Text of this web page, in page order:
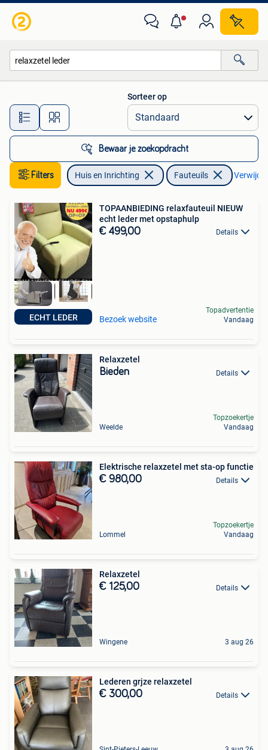
Alle afstanden…
Sorteer op
Bewaar je zoekopdracht
Filters Huis en Inrichting Fauteuils
ECHT LEDER
TOPAANBIEDING relaxfauteuil NIEUW
echt leder met opstaphulp
€ 499,00 Details
Bezoek website
Topadvertentie
Vandaag
Relaxzetel
Bieden Details
Weelde
Topzoekertje
Vandaag
Elektrische relaxzetel met sta-op functie
€ 980,00 Details
Lommel
Topzoekertje
Vandaag
Relaxzetel
€ 125,00 Details
Wingene 3 aug 26
Lederen grjze relaxzetel
€ 300,00 Details